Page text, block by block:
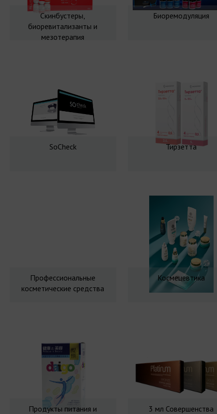
Скинбустеры,
биоревитализанты и
мезотерапия
Биоремодуляция
SoCheck Тирзетта
Профессиональные
косметические средства
Космецевтика
Продукты питания и
3 мл Совершенства